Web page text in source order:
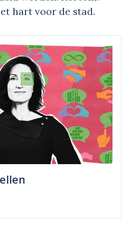
hart voor de stad.